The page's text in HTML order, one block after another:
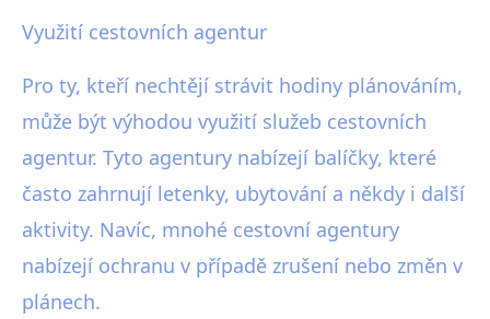
Využití cestovních agentur
Pro ty, kteří nechtějí strávit hodiny plánováním,
může být výhodou využití služeb cestovních
agentur. Tyto agentury nabízejí balíčky, které
často zahrnují letenky, ubytování a někdy i další
aktivity. Navíc, mnohé cestovní agentury
nabízejí ochranu v případě zrušení nebo změn v
plánech.